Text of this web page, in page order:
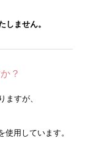
ません。
？
ますが、
使用しています。